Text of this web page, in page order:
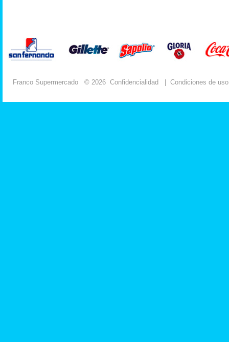
Franco Supermercado © 2026 Confidencialidad Condiciones de uso